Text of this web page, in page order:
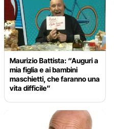
Maurizio Battista: “Auguri a
mia figlia e ai bambini
maschietti, che faranno una
vita difficile”